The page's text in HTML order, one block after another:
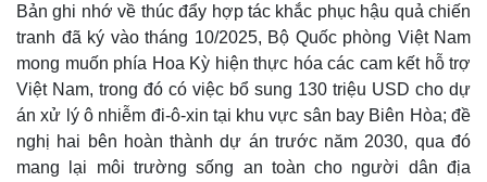
Bản ghi nhớ về thúc đẩy hợp tác khắc phục hậu quả chiến
tranh đã ký vào tháng 10/2025, Bộ Quốc phòng Việt Nam
mong muốn phía Hoa Kỳ hiện thực hóa các cam kết hỗ trợ
Việt Nam, trong đó có việc bổ sung 130 triệu USD cho dự
án xử lý ô nhiễm đi-ô-xin tại khu vực sân bay Biên Hòa; đề
nghị hai bên hoàn thành dự án trước năm 2030, qua đó
mang lại môi trường sống an toàn cho người dân địa